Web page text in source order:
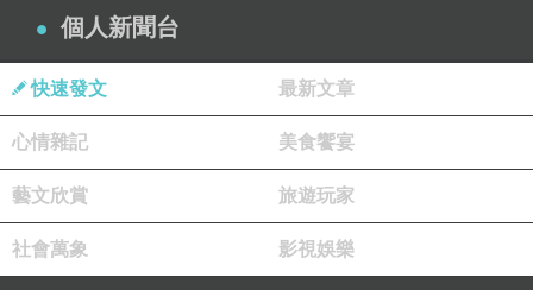
個人新聞台
快速發文 最新文章
心情雜記 美食饗宴
藝文欣賞 旅遊玩家
社會萬象 影視娛樂